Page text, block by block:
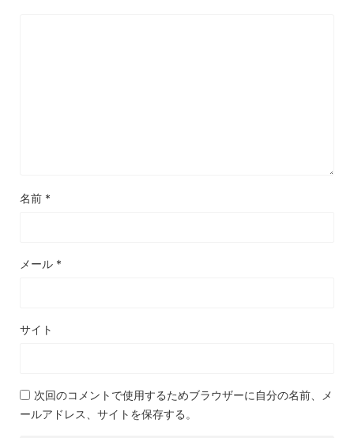
名前 *
メール *
サイト
次回のコメントで使用するためブラウザーに自分の名前、メ
ールアドレス、サイトを保存する。